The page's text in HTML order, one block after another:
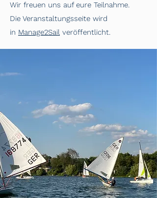
Wir freuen uns auf eure Teilnahme.
Die Veranstaltungsseite wird
in Manage2Sail veröffentlicht.